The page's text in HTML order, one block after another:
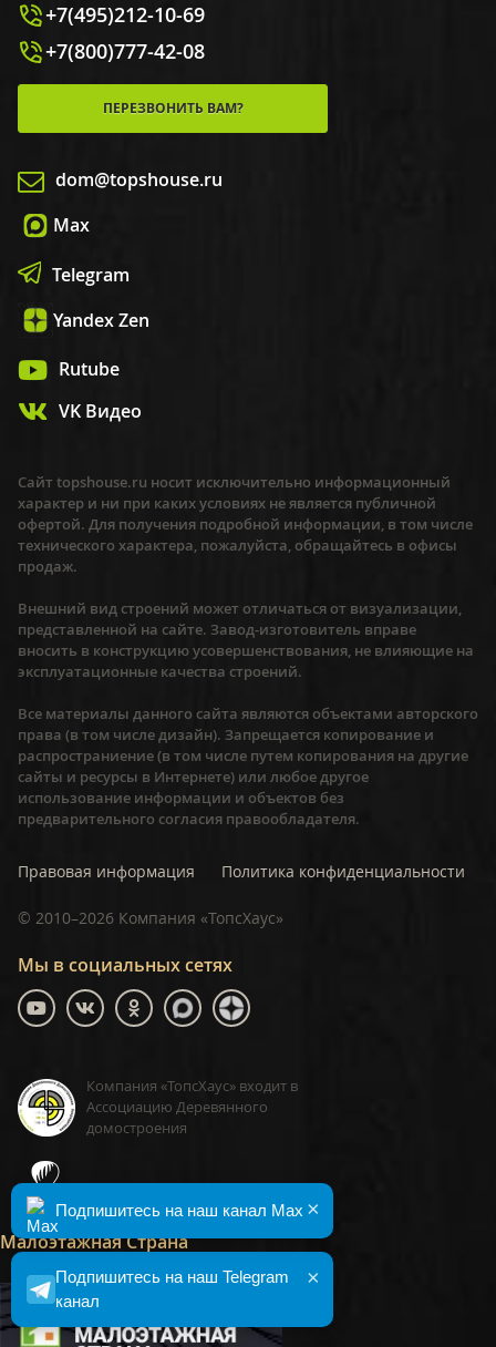
+7(495)212-10-69
+7(800)777-42-08
ПЕРЕЗВОНИТЬ ВАМ?
dom@topshouse.ru
Max
Telegram
Yandex Zen
Rutube
VK Видео
Мы в социальных сетях
Компания «ТопсХаус» входит в
Ассоциацию Деревянного
домостроения
Малоэтажная Страна
Сайт topshouse.ru носит исключительно информационный
характер и ни при каких условиях не является публичной
офертой. Для получения подробной информации, в том числе
технического характера, пожалуйста, обращайтесь в офисы
продаж.
Внешний вид строений может отличаться от визуализации,
представленной на сайте. Завод-изготовитель вправе
вносить в конструкцию усовершенствования, не влияющие на
эксплуатационные качества строений.
Все материалы данного сайта являются объектами авторского
права (в том числе дизайн). Запрещается копирование и
распространиение (в том числе путем копирования на другие
сайты и ресурсы в Интернете) или любое другое
использование информации и объектов без
предварительного согласия правообладателя.
Правовая информация Политика конфиденциальности
© 2010–2026 Компания «ТопсХаус»
×
Подпишитесь на наш Telegram
канал
×
Подпишитесь на наш канал Max